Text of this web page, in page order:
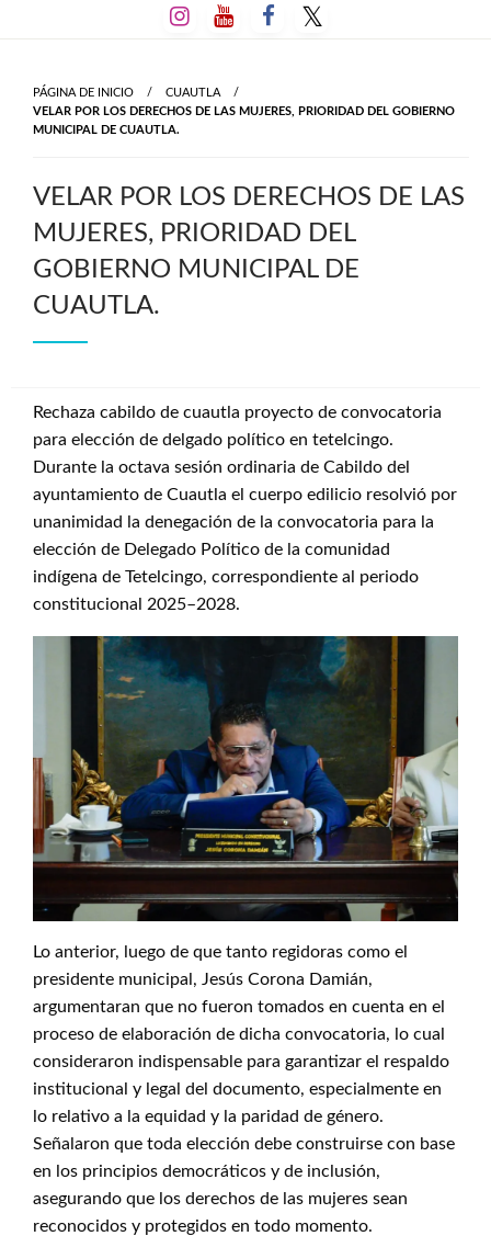
al
PÁGINA DE INICIO
CUAUTLA
VELAR POR LOS DERECHOS DE LAS MUJERES, PRIORIDAD DEL GOBIERNO
MUNICIPAL DE CUAUTLA.
VELAR POR LOS DERECHOS DE LAS
MUJERES, PRIORIDAD DEL
GOBIERNO MUNICIPAL DE
CUAUTLA.
Rechaza cabildo de cuautla proyecto de convocatoria
para elección de delgado político en tetelcingo.
Durante la octava sesión ordinaria de Cabildo del
ayuntamiento de Cuautla el cuerpo edilicio resolvió por
unanimidad la denegación de la convocatoria para la
elección de Delegado Político de la comunidad
indígena de Tetelcingo, correspondiente al periodo
constitucional 2025–2028.
Lo anterior, luego de que tanto regidoras como el
presidente municipal, Jesús Corona Damián,
argumentaran que no fueron tomados en cuenta en el
proceso de elaboración de dicha convocatoria, lo cual
consideraron indispensable para garantizar el respaldo
institucional y legal del documento, especialmente en
lo relativo a la equidad y la paridad de género.
Señalaron que toda elección debe construirse con base
en los principios democráticos y de inclusión,
asegurando que los derechos de las mujeres sean
reconocidos y protegidos en todo momento.